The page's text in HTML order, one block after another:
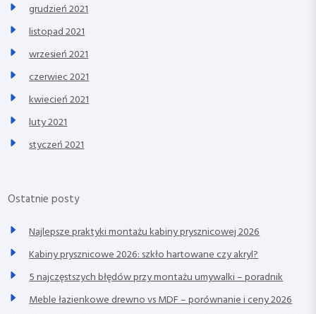
grudzień 2021
listopad 2021
wrzesień 2021
czerwiec 2021
kwiecień 2021
luty 2021
styczeń 2021
Ostatnie posty
Najlepsze praktyki montażu kabiny prysznicowej 2026
Kabiny prysznicowe 2026: szkło hartowane czy akryl?
5 najczęstszych błędów przy montażu umywalki – poradnik
Meble łazienkowe drewno vs MDF – porównanie i ceny 2026